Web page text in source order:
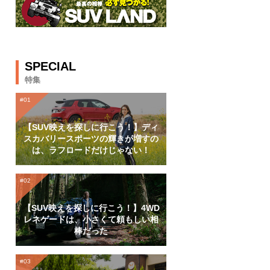
SPECIAL
特集
【SUV映えを探しに行こう！】ディ
スカバリースポーツの輝きが増すの
は、ラフロードだけじゃない！
【SUV映えを探しに行こう！】4WD
レネゲードは、小さくて頼もしい相
棒だった